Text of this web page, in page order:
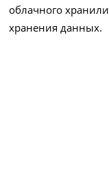
облачного
хранения данных.